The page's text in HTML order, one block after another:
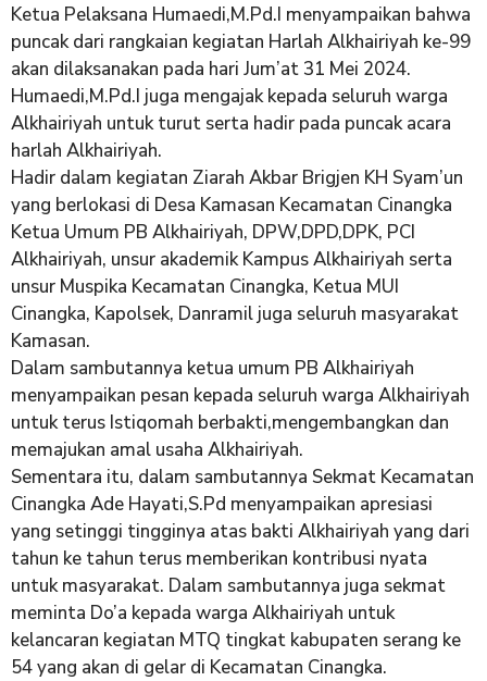
Ketua Pelaksana Humaedi,M.Pd.I menyampaikan bahwa
puncak dari rangkaian kegiatan Harlah Alkhairiyah ke-99
akan dilaksanakan pada hari Jum’at 31 Mei 2024.
Humaedi,M.Pd.I juga mengajak kepada seluruh warga
Alkhairiyah untuk turut serta hadir pada puncak acara
harlah Alkhairiyah.
Hadir dalam kegiatan Ziarah Akbar Brigjen KH Syam’un
yang berlokasi di Desa Kamasan Kecamatan Cinangka
Ketua Umum PB Alkhairiyah, DPW,DPD,DPK, PCI
Alkhairiyah, unsur akademik Kampus Alkhairiyah serta
unsur Muspika Kecamatan Cinangka, Ketua MUI
Cinangka, Kapolsek, Danramil juga seluruh masyarakat
Kamasan.
Dalam sambutannya ketua umum PB Alkhairiyah
menyampaikan pesan kepada seluruh warga Alkhairiyah
untuk terus Istiqomah berbakti,mengembangkan dan
memajukan amal usaha Alkhairiyah.
Sementara itu, dalam sambutannya Sekmat Kecamatan
Cinangka Ade Hayati,S.Pd menyampaikan apresiasi
yang setinggi tingginya atas bakti Alkhairiyah yang dari
tahun ke tahun terus memberikan kontribusi nyata
untuk masyarakat. Dalam sambutannya juga sekmat
meminta Do’a kepada warga Alkhairiyah untuk
kelancaran kegiatan MTQ tingkat kabupaten serang ke
54 yang akan di gelar di Kecamatan Cinangka.